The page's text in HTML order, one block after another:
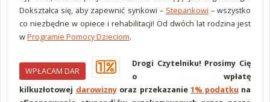
Dokształca się, aby zapewnić synkowi – Stepankowi – wszystko
co niezbędne w opiece i rehabilitacji! Od dwóch lat rodzina jest
wProgramie Pomocy Dzieciom.
WPŁACAM DAR
Drogi Czytelniku! Prosimy Cię
o wpłatę
kilkuzłotowej darowiznyoraz przekazanie 1% podatku na